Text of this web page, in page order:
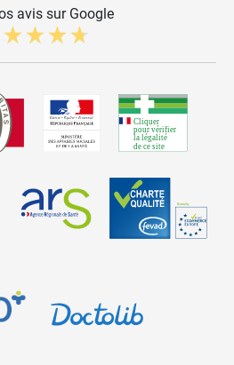
avis sur Google